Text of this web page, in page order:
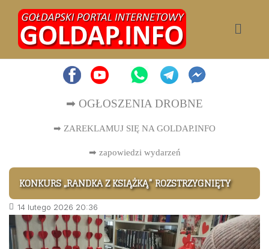
➡ OGŁOSZENIA DROBNE
➡ ZAREKLAMUJ SIĘ NA GOLDAP.INFO
➡ zapowiedzi wydarzeń
KONKURS „RANDKA Z KSIĄŻKĄ” ROZSTRZYGNIĘTY
14 lutego 2026 20:36